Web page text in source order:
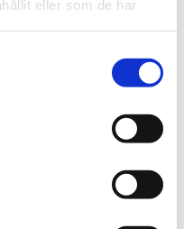
eller som de har
Därför väljer
sig. Hos Aqua
varför välja en